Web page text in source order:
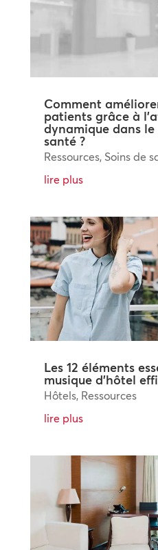
Comment
patients grâce à
dynamique dans
santé ?
Ressources, Soins de
lire plus
Les 12 éléments
musique d’hôtel
Hôtels, Ressources
lire plus